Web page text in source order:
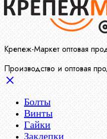
Крепеж-Маркет оптовая
Производство и оптовая
Болты
Винты
Гайки
Заклепки